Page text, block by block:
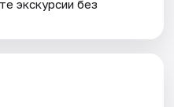
экскурсии без